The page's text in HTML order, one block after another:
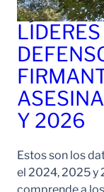
Y 2026
Estos son los
el 2024, 2025 y